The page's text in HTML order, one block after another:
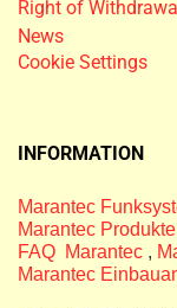
Right of
News
Cookie Settings
INFORMATION
Marantec
Marantec
FAQ Marantec ,
Marantec